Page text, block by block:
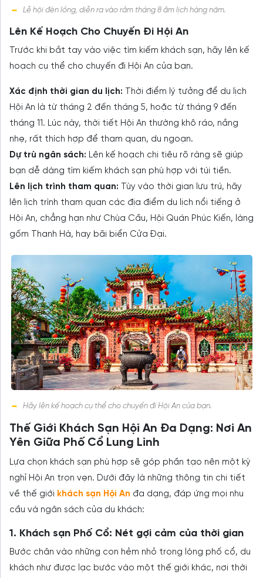
Lễ hội đèn lồng, diễn ra vào rằm tháng 8 âm lịch hàng năm.
Lên Kế Hoạch Cho Chuyến Đi Hội An
Trước khi bắt tay vào việc tìm kiếm khách sạn, hãy lên kế
hoạch cụ thể cho chuyến đi Hội An của bạn.
Xác định thời gian du lịch: Thời điểm lý tưởng để du lịch
Hội An là từ tháng 2 đến tháng 5, hoặc từ tháng 9 đến
tháng 11. Lúc này, thời tiết Hội An thường khô ráo, nắng
nhẹ, rất thích hợp để tham quan, du ngoạn.
Dự trù ngân sách: Lên kế hoạch chi tiêu rõ ràng sẽ giúp
bạn dễ dàng tìm kiếm khách sạn phù hợp với túi tiền.
Lên lịch trình tham quan: Tùy vào thời gian lưu trú, hãy
lên lịch trình tham quan các địa điểm du lịch nổi tiếng ở
Hội An, chẳng hạn như Chùa Cầu, Hội Quán Phúc Kiến, làng
gốm Thanh Hà, hay bãi biển Cửa Đại.
Hãy lên kế hoạch cụ thể cho chuyến đi Hội An của bạn.
Thế Giới Khách Sạn Hội An Đa Dạng: Nơi An
Yên Giữa Phố Cổ Lung Linh
Lựa chọn khách sạn phù hợp sẽ góp phần tạo nên một kỳ
nghỉ Hội An trọn vẹn. Dưới đây là những thông tin chi tiết
về thế giới khách sạn Hội An đa dạng, đáp ứng mọi nhu
cầu và ngân sách của du khách:
1. Khách sạn Phố Cổ: Nét gợi cảm của thời gian
Bước chân vào những con hẻm nhỏ trong lòng phố cổ, du
khách như được lạc bước vào một thế giới khác, nơi thời